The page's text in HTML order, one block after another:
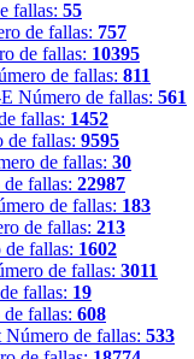
fallas: 55
de fallas: 757
de fallas: 10395
de fallas: 811
Número de fallas: 561
fallas: 1452
de fallas: 9595
de fallas: 30
fallas: 22987
de fallas: 183
de fallas: 213
fallas: 1602
de fallas: 3011
fallas: 19
fallas: 608
Número de fallas: 533